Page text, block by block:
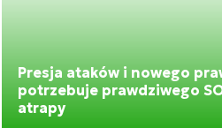
Presja ataków i nowego
potrzebuje prawdziwego
atrapy